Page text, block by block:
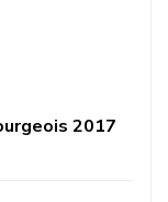
2017